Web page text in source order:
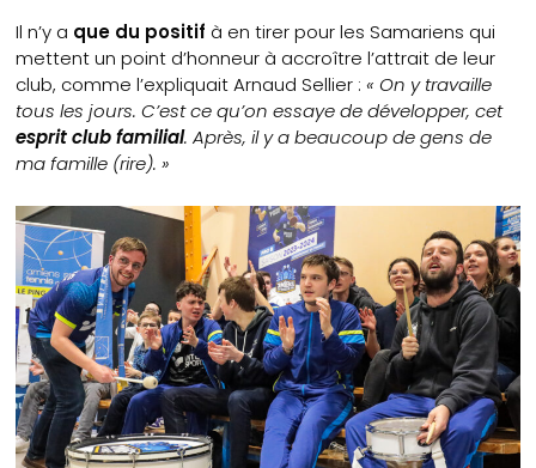
Il n’y a que du positif à en tirer pour les Samariens qui
mettent un point d’honneur à accroître l’attrait de leur
club, comme l’expliquait Arnaud Sellier :« On y travaille
tous les jours. C’est ce qu’on essaye de développer, cet
esprit club familial. Après, il y a beaucoup de gens de
ma famille (rire). »